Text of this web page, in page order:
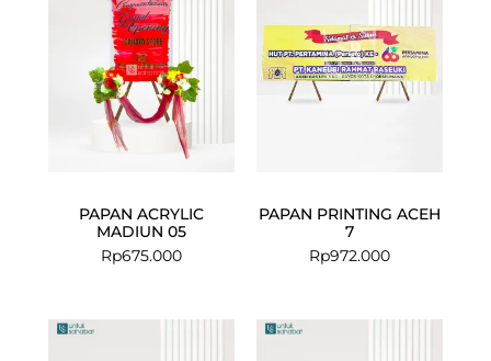
PAPAN ACRYLIC
MADIUN 05
Rp675.000
PAPAN PRINTING ACEH
7
Rp972.000